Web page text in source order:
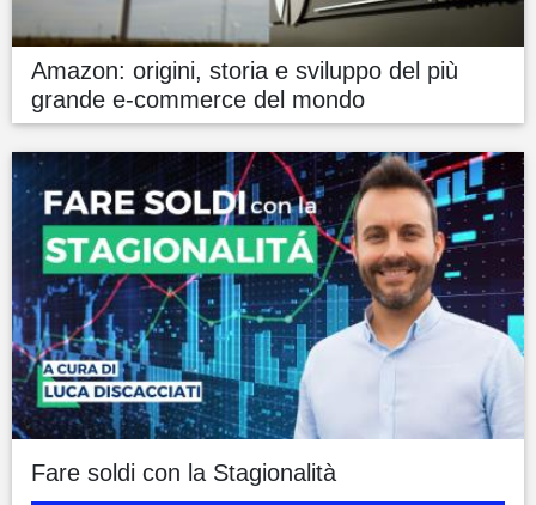
Amazon: origini, storia e sviluppo del più
grande e-commerce del mondo
Fare soldi con la Stagionalità